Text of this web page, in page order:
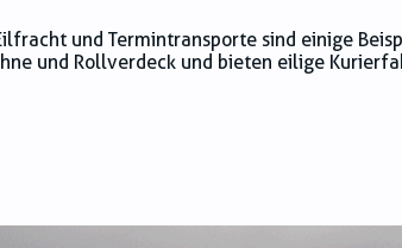
und Termintransporte sind einige
und Rollverdeck und bieten eilige